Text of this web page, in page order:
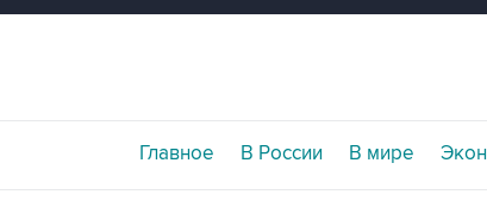
Главное В России В мире